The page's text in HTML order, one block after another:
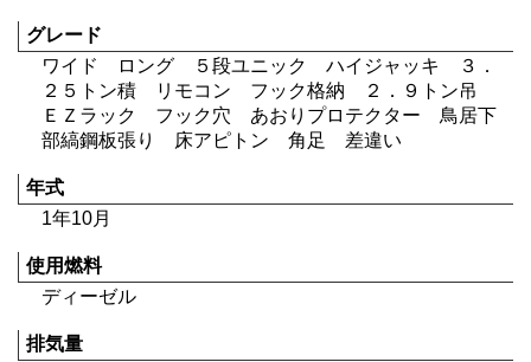
グレード
ワイド ロング ５段ユニック ハイジャッキ ３．
２５トン積 リモコン フック格納 ２．９トン吊
ＥＺラック フック穴 あおりプロテクター 鳥居下
部縞鋼板張り 床アピトン 角足 差違い
年式
1年10月
使用燃料
ディーゼル
排気量